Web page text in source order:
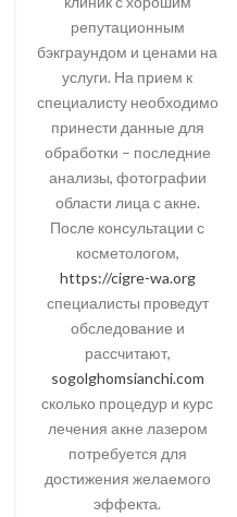
репутационным
бэкграундом и ценами на
услуги. На прием к
специалисту необходимо
принести данные для
обработки – последние
анализы, фотографии
области лица с акне.
После консультации с
косметологом,
https://cigre-wa.org
специалисты проведут
обследование и
рассчитают,
sogolghomsianchi.com
сколько процедур и курс
лечения акне лазером
потребуется для
достижения желаемого
эффекта.